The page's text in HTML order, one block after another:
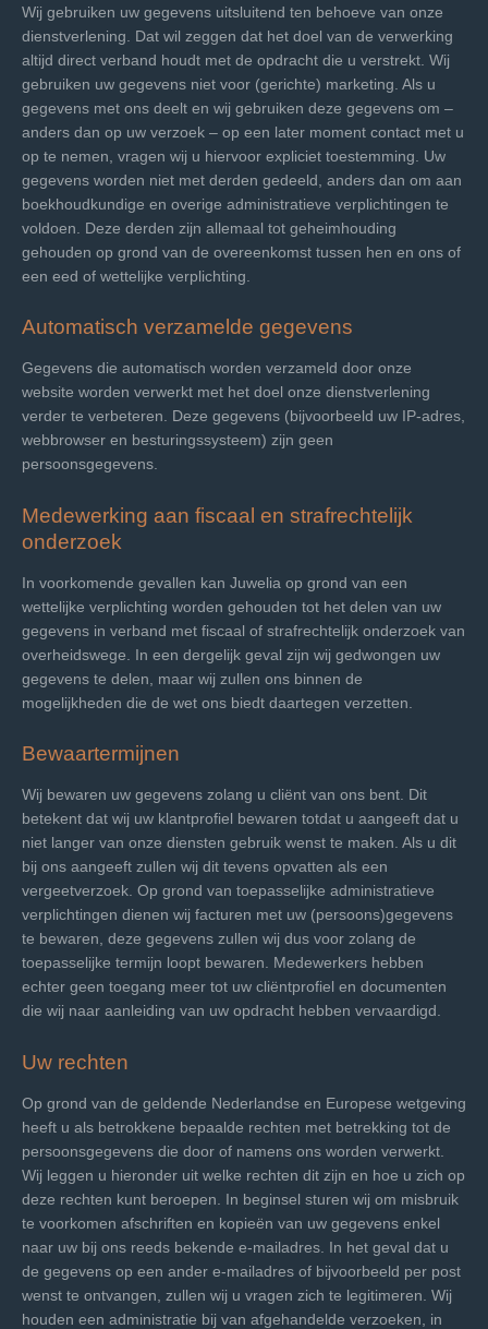
Wij gebruiken uw gegevens uitsluitend ten behoeve van onze
dienstverlening. Dat wil zeggen dat het doel van de verwerking
altijd direct verband houdt met de opdracht die u verstrekt. Wij
gebruiken uw gegevens niet voor (gerichte) marketing. Als u
gegevens met ons deelt en wij gebruiken deze gegevens om –
anders dan op uw verzoek – op een later moment contact met u
op te nemen, vragen wij u hiervoor expliciet toestemming. Uw
gegevens worden niet met derden gedeeld, anders dan om aan
boekhoudkundige en overige administratieve verplichtingen te
voldoen. Deze derden zijn allemaal tot geheimhouding
gehouden op grond van de overeenkomst tussen hen en ons of
een eed of wettelijke verplichting.
Automatisch verzamelde gegevens
Gegevens die automatisch worden verzameld door onze
website worden verwerkt met het doel onze dienstverlening
verder te verbeteren. Deze gegevens (bijvoorbeeld uw IP-adres,
webbrowser en besturingssysteem) zijn geen
persoonsgegevens.
Medewerking aan fiscaal en strafrechtelijk
onderzoek
In voorkomende gevallen kan Juwelia op grond van een
wettelijke verplichting worden gehouden tot het delen van uw
gegevens in verband met fiscaal of strafrechtelijk onderzoek van
overheidswege. In een dergelijk geval zijn wij gedwongen uw
gegevens te delen, maar wij zullen ons binnen de
mogelijkheden die de wet ons biedt daartegen verzetten.
Bewaartermijnen
Wij bewaren uw gegevens zolang u cliënt van ons bent. Dit
betekent dat wij uw klantprofiel bewaren totdat u aangeeft dat u
niet langer van onze diensten gebruik wenst te maken. Als u dit
bij ons aangeeft zullen wij dit tevens opvatten als een
vergeetverzoek. Op grond van toepasselijke administratieve
verplichtingen dienen wij facturen met uw (persoons)gegevens
te bewaren, deze gegevens zullen wij dus voor zolang de
toepasselijke termijn loopt bewaren. Medewerkers hebben
echter geen toegang meer tot uw cliëntprofiel en documenten
die wij naar aanleiding van uw opdracht hebben vervaardigd.
Uw rechten
Op grond van de geldende Nederlandse en Europese wetgeving
heeft u als betrokkene bepaalde rechten met betrekking tot de
persoonsgegevens die door of namens ons worden verwerkt.
Wij leggen u hieronder uit welke rechten dit zijn en hoe u zich op
deze rechten kunt beroepen. In beginsel sturen wij om misbruik
te voorkomen afschriften en kopieën van uw gegevens enkel
naar uw bij ons reeds bekende e-mailadres. In het geval dat u
de gegevens op een ander e-mailadres of bijvoorbeeld per post
wenst te ontvangen, zullen wij u vragen zich te legitimeren. Wij
houden een administratie bij van afgehandelde verzoeken, in